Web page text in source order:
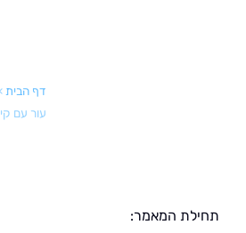
»בלוג
עור עם קיטור
המאמר: